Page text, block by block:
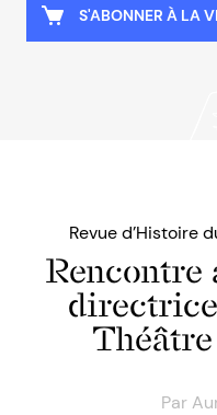
S'ABONNER À LA
Revue d’Histoire
Rencontre
Par